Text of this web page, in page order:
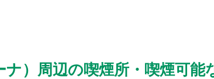
）周辺の喫煙所・喫煙可能